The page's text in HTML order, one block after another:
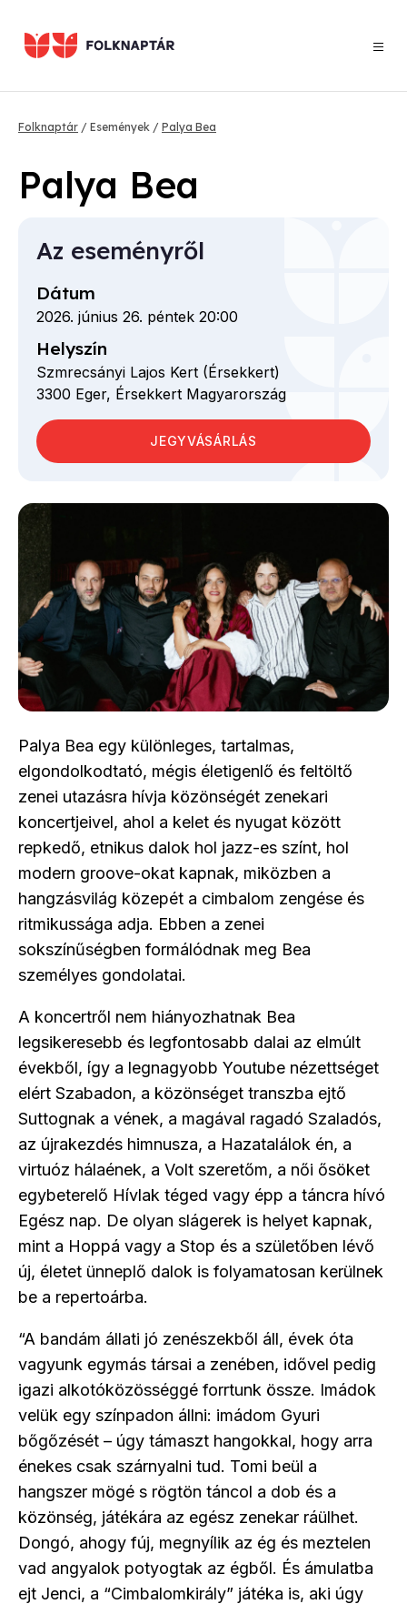
tartalomra
Morzsa
Folknaptár Események Palya Bea
Palya Bea
Palya Bea egy különleges, tartalmas,
elgondolkodtató, mégis életigenlő és feltöltő
zenei utazásra hívja közönségét zenekari
koncertjeivel, ahol a kelet és nyugat között
repkedő, etnikus dalok hol jazz-es színt, hol
modern groove-okat kapnak, miközben a
hangzásvilág közepét a cimbalom zengése és
ritmikussága adja. Ebben a zenei
sokszínűségben formálódnak meg Bea
személyes gondolatai.
A koncertről nem hiányozhatnak Bea
legsikeresebb és legfontosabb dalai az elmúlt
évekből, így a legnagyobb Youtube nézettséget
elért Szabadon, a közönséget transzba ejtő
Suttognak a vének, a magával ragadó Szaladós,
az újrakezdés himnusza, a Hazatalálok én, a
virtuóz hálaének, a Volt szeretőm, a női ősöket
egybeterelő Hívlak téged vagy épp a táncra hívó
Egész nap. De olyan slágerek is helyet kapnak,
mint a Hoppá vagy a Stop és a születőben lévő
új, életet ünneplő dalok is folyamatosan kerülnek
be a repertoárba.
“A bandám állati jó zenészekből áll, évek óta
vagyunk egymás társai a zenében, idővel pedig
igazi alkotóközösséggé forrtunk össze. Imádok
velük egy színpadon állni: imádom Gyuri
bőgőzését – úgy támaszt hangokkal, hogy arra
énekes csak szárnyalni tud. Tomi beül a
hangszer mögé s rögtön táncol a dob és a
közönség, játékára az egész zenekar ráülhet.
Dongó, ahogy fúj, megnyílik az ég és meztelen
vad angyalok potyogtak az égből. És ámulatba
ejt Jenci, a “Cimbalomkirály” játéka is, aki úgy
Az eseményről
Dátum
2026. június 26. péntek 20:00
Helyszín
Szmrecsányi Lajos Kert (Érsekkert)
3300 Eger, Érsekkert Magyarország
JEGYVÁSÁRLÁS